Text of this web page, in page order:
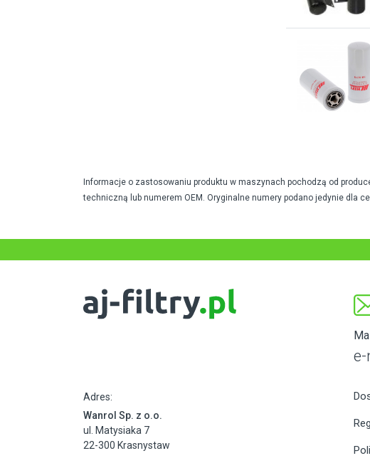
Informacje o zastosowaniu produktu w maszynach pochodzą od
techniczną lub numerem OEM. Oryginalne numery podano jedynie dla
Adres:
Wanrol Sp. z o.o.
ul. Matysiaka 7
22-300 Krasnystaw